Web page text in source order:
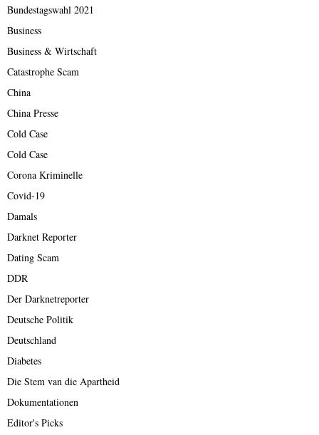
Bundestagswahl 2021
Business
Business & Wirtschaft
Catastrophe Scam
China
China Presse
Cold Case
Cold Case
Corona Kriminelle
Covid-19
Damals
Darknet Reporter
Dating Scam
DDR
Der Darknetreporter
Deutsche Politik
Deutschland
Diabetes
Die Stem van die Apartheid
Dokumentationen
Editor's Picks